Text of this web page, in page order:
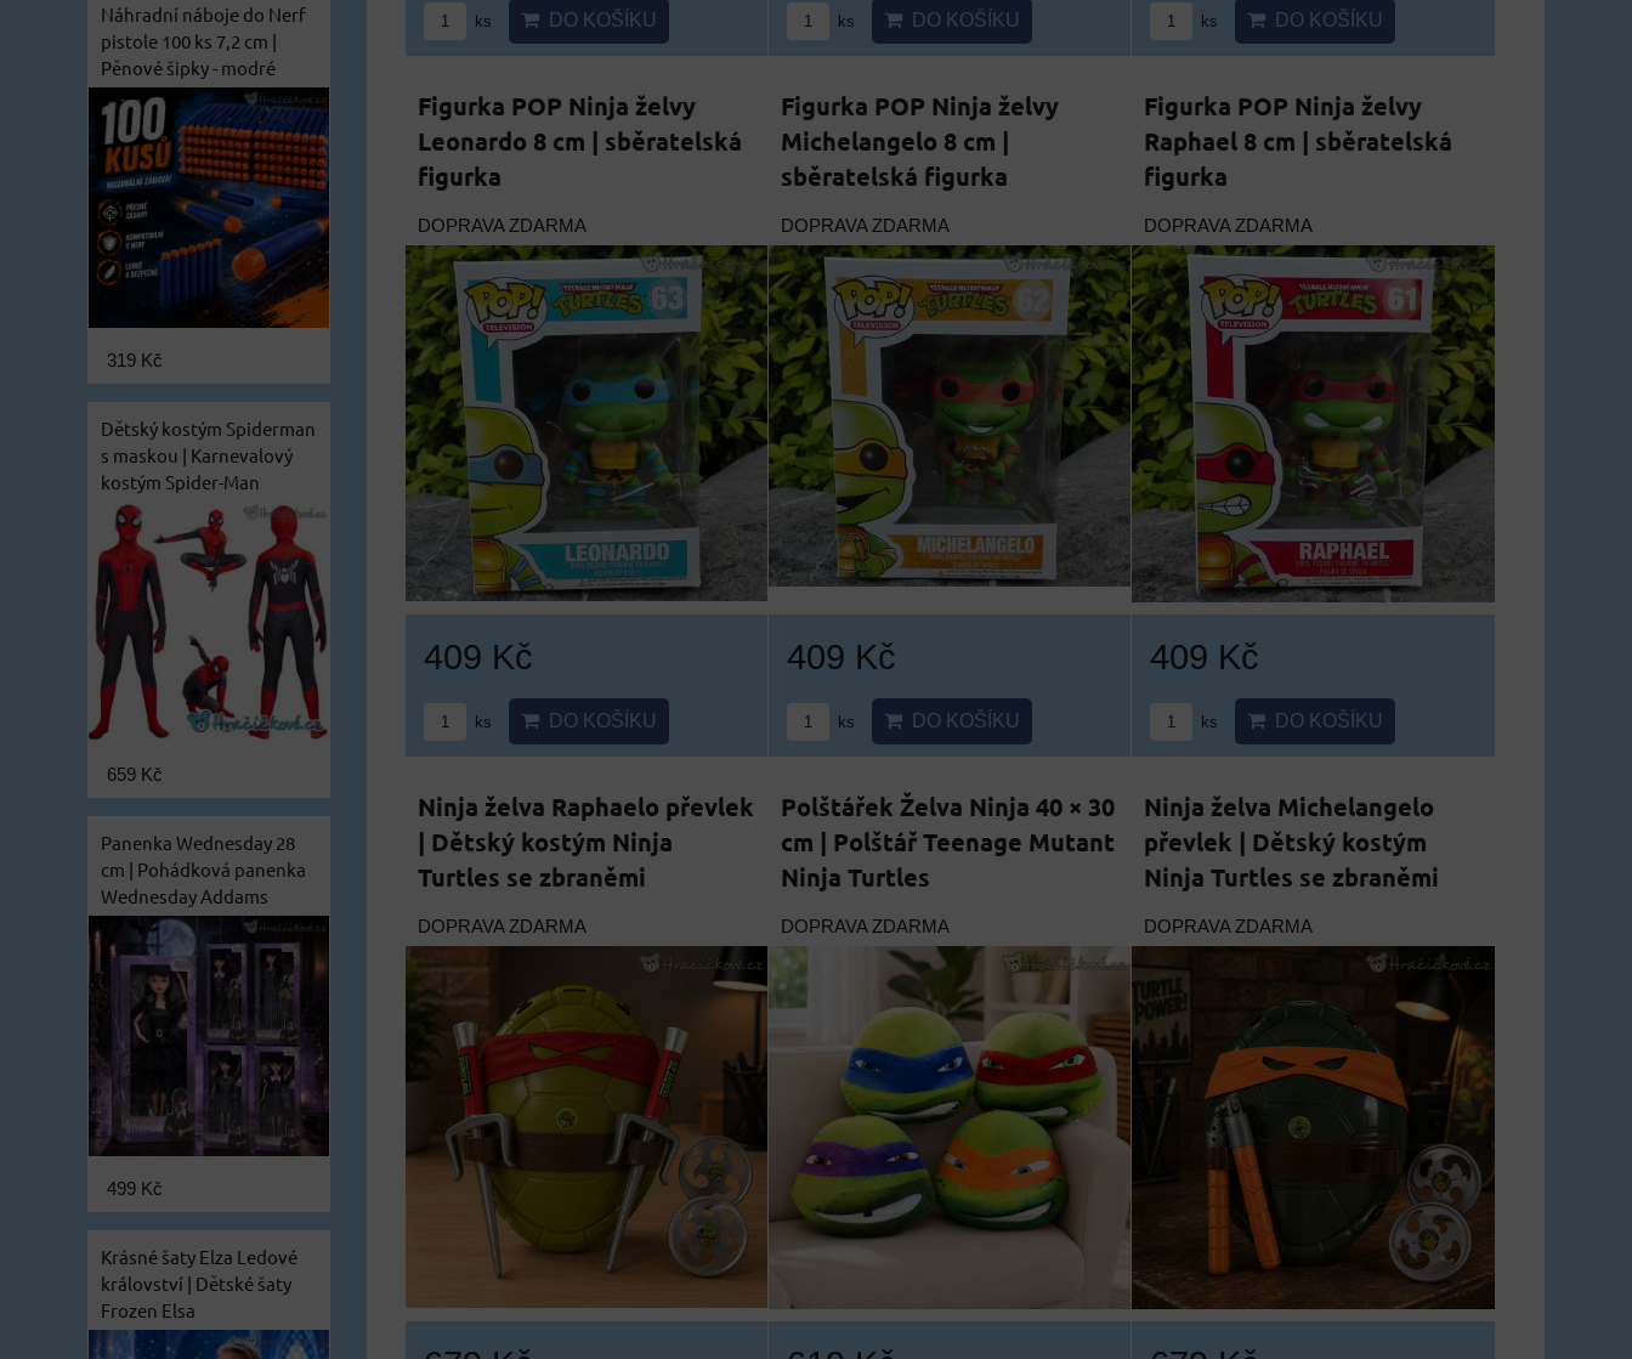
ks DO KOŠÍKU ks DO KOŠÍKU ks DO KOŠÍKU
Figurka POP Ninja želvy
Leonardo 8 cm | sběratelská
figurka
DOPRAVA ZDARMA
409 Kč
ks DO KOŠÍKU
Figurka POP Ninja želvy
Michelangelo 8 cm |
sběratelská figurka
DOPRAVA ZDARMA
409 Kč
ks DO KOŠÍKU
Figurka POP Ninja želvy
Raphael 8 cm | sběratelská
figurka
DOPRAVA ZDARMA
409 Kč
ks DO KOŠÍKU
Ninja želva Raphaelo převlek
| Dětský kostým Ninja
Turtles se zbraněmi
DOPRAVA ZDARMA
Polštářek Želva Ninja 40 × 30
cm | Polštář Teenage Mutant
Ninja Turtles
DOPRAVA ZDARMA
Ninja želva Michelangelo
převlek | Dětský kostým
Ninja Turtles se zbraněmi
DOPRAVA ZDARMA
Náhradní náboje do Nerf
pistole 100 ks 7,2 cm |
Pěnové šipky - modré
319 Kč
Dětský kostým Spiderman
s maskou | Karnevalový
kostým Spider-Man
659 Kč
Panenka Wednesday 28
cm | Pohádková panenka
Wednesday Addams
499 Kč
Krásné šaty Elza Ledové
království | Dětské šaty
Frozen Elsa